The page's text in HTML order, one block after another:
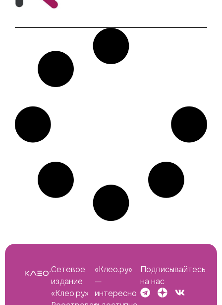
Сетевое
издание
«Клео.ру»
«Клео.ру»
—
интересно
Подписывайтесь
на нас